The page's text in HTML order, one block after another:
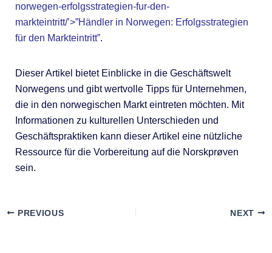
norwegen-erfolgsstrategien-fur-den-
markteintritt/’>”Händler in Norwegen: Erfolgsstrategien
für den Markteintritt”.
Dieser Artikel bietet Einblicke in die Geschäftswelt
Norwegens und gibt wertvolle Tipps für Unternehmen,
die in den norwegischen Markt eintreten möchten. Mit
Informationen zu kulturellen Unterschieden und
Geschäftspraktiken kann dieser Artikel eine nützliche
Ressource für die Vorbereitung auf die Norskprøven
sein.
PREVIOUS NEXT